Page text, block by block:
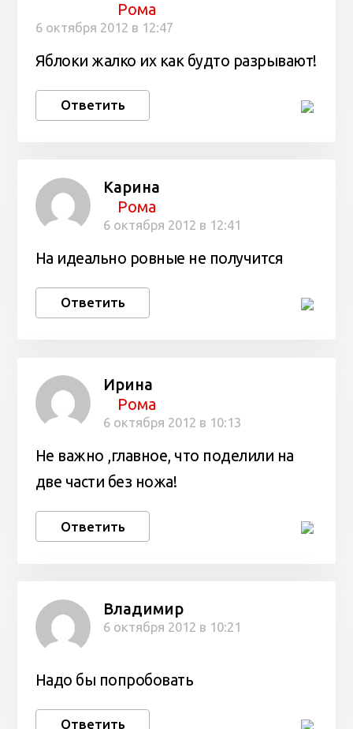
Рома
6 октября 2012 в 12:47
Яблоки жалко их как будто разрывают!
Ответить
Карина
Рома
6 октября 2012 в 12:41
На идеально ровные не получится
Ответить
Ирина
Рома
6 октября 2012 в 10:13
Не важно ,главное, что поделили на
две части без ножа!
Ответить
Владимир
6 октября 2012 в 10:21
Надо бы попробовать
Ответить